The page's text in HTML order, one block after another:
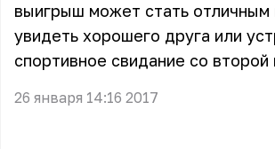
выигрыш может стать отличным
увидеть хорошего друга или
спортивное свидание со второй
26 января 14:16 2017